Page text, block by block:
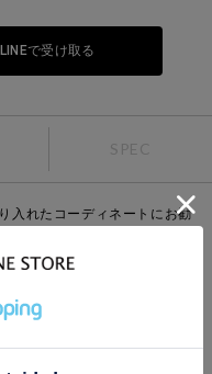
で受け取る
SPEC
入れたコーディネートにお勧
きやすさとそのスタイリッシ
ートアイテムにお勧めの1
い、女性らしい大人の着こな
ット付。